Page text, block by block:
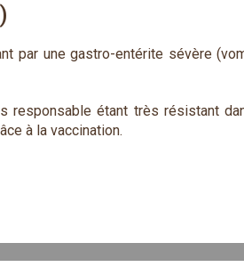
par une gastro-entérite sévère
responsable étant très résistant
à la vaccination.